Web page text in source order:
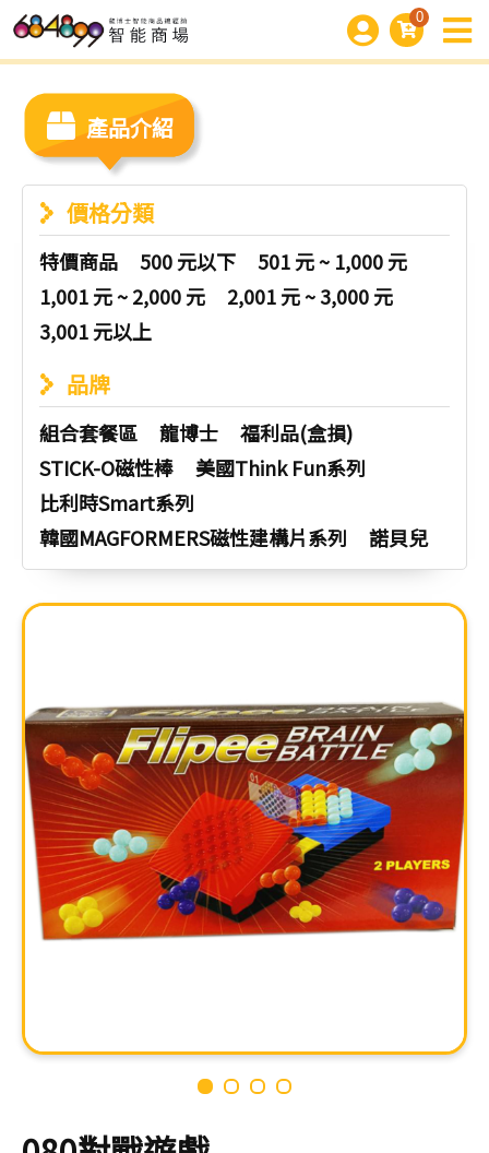
0
產品介紹
價格分類
特價商品 500 元以下
501 元 ~ 1,000 元
1,001 元 ~ 2,000 元
2,001 元 ~ 3,000 元
3,001 元以上
品牌
組合套餐區 龍博士
福利品(盒損)
STICK-O磁性棒
美國Think Fun系列
比利時Smart系列
韓國MAGFORMERS磁性建構片系列
諾貝兒